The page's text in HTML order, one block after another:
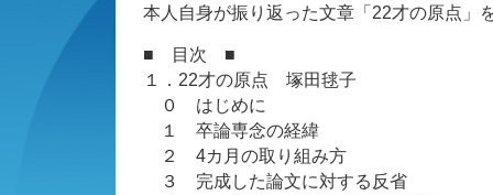
本人自身が振り返った文章「22才の原点」
■ 目次 ■
１．22才の原点 塚田毬子
０ はじめに
１ 卒論専念の経緯
２ 4カ月の取り組み方
３ 完成した論文に対する反省